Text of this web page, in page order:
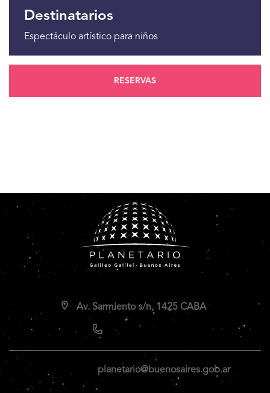
Destinatarios
Espectáculo artístico para niños
RESERVAS
Av. Sarmiento s/n, 1425 CABA
planetario@buenosaires.gob.ar